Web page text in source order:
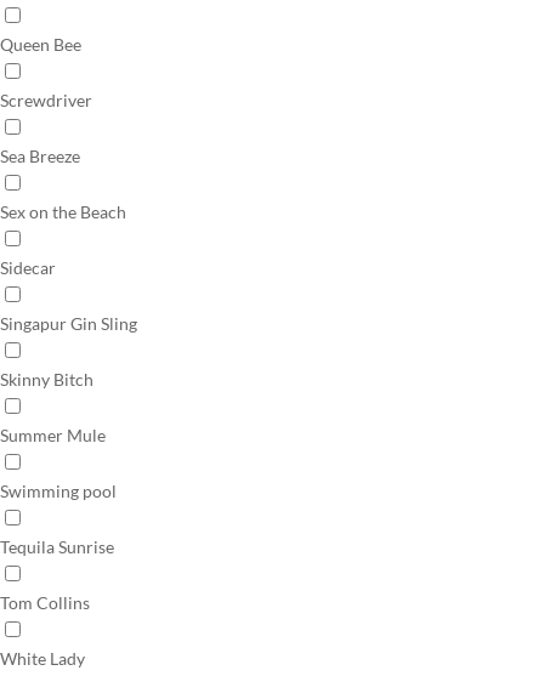
Queen Bee
Screwdriver
Sea Breeze
Sex on the Beach
Sidecar
Singapur Gin Sling
Skinny Bitch
Summer Mule
Swimming pool
Tequila Sunrise
Tom Collins
White Lady